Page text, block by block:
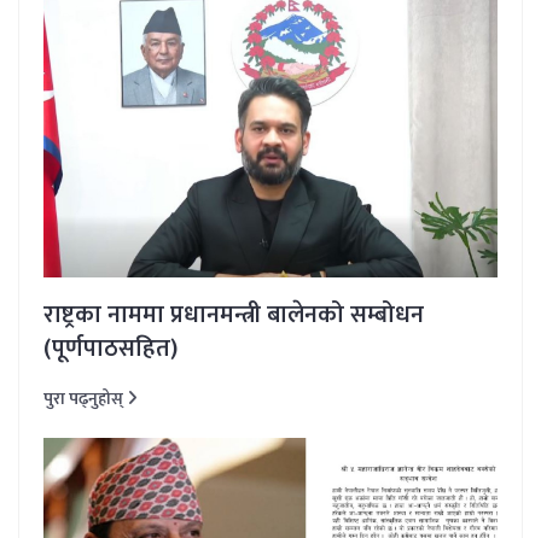
राष्ट्रका नाममा प्रधानमन्त्री बालेनको सम्बोधन
(पूर्णपाठसहित)
पुरा पढ्नुहोस्